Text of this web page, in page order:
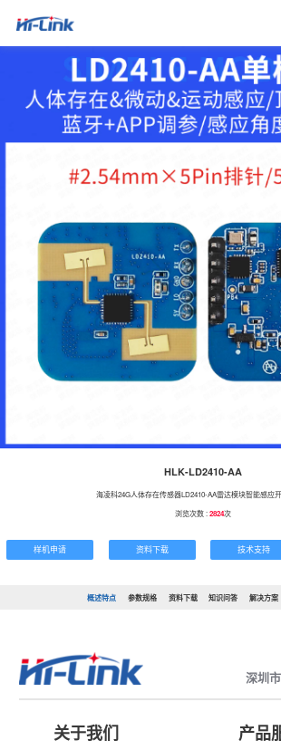
HLK-LD2410-AA
海凌科24G人体存在传感器LD2410-AA雷达模块智能感应
浏览次数 :2824次
样机申请 资料下载 技术支持
概述特点 参数规格 资料下载 知识问答 解决方案
深圳
关于我们 产品